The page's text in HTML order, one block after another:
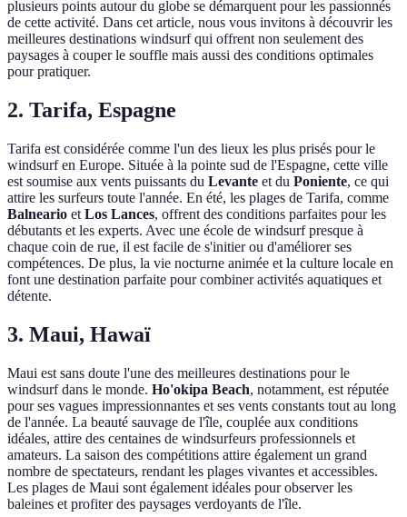
plusieurs points autour du globe se démarquent pour les passionnés
de cette activité. Dans cet article, nous vous invitons à découvrir les
meilleures destinations windsurf qui offrent non seulement des
paysages à couper le souffle mais aussi des conditions optimales
pour pratiquer.
2. Tarifa, Espagne
Tarifa est considérée comme l'un des lieux les plus prisés pour le
windsurf en Europe. Située à la pointe sud de l'Espagne, cette ville
est soumise aux vents puissants du Levante et du Poniente, ce qui
attire les surfeurs toute l'année. En été, les plages de Tarifa, comme
Balneario et Los Lances, offrent des conditions parfaites pour les
débutants et les experts. Avec une école de windsurf presque à
chaque coin de rue, il est facile de s'initier ou d'améliorer ses
compétences. De plus, la vie nocturne animée et la culture locale en
font une destination parfaite pour combiner activités aquatiques et
détente.
3. Maui, Hawaï
Maui est sans doute l'une des meilleures destinations pour le
windsurf dans le monde. Ho'okipa Beach, notamment, est réputée
pour ses vagues impressionnantes et ses vents constants tout au long
de l'année. La beauté sauvage de l'île, couplée aux conditions
idéales, attire des centaines de windsurfeurs professionnels et
amateurs. La saison des compétitions attire également un grand
nombre de spectateurs, rendant les plages vivantes et accessibles.
Les plages de Maui sont également idéales pour observer les
baleines et profiter des paysages verdoyants de l'île.